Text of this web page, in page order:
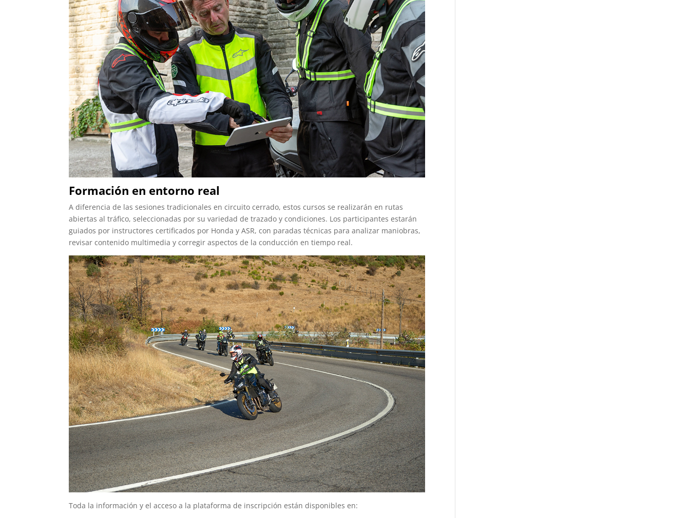
Formación en entorno real
A diferencia de las sesiones tradicionales en circuito cerrado, estos cursos se realizarán en rutas
abiertas al tráfico, seleccionadas por su variedad de trazado y condiciones. Los participantes estarán
guiados por instructores certificados por Honda y ASR, con paradas técnicas para analizar maniobras,
revisar contenido multimedia y corregir aspectos de la conducción en tiempo real.
Toda la información y el acceso a la plataforma de inscripción están disponibles en: